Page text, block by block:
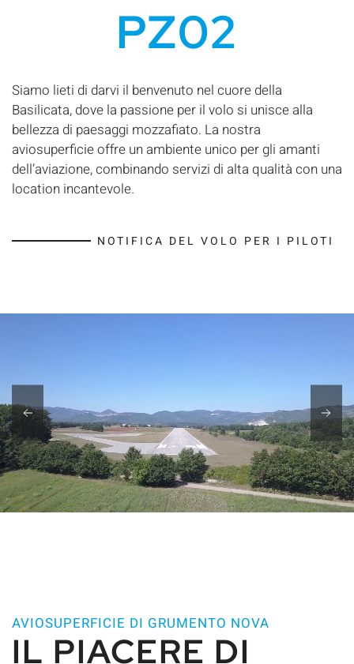
PZ02
Siamo lieti di darvi il benvenuto nel cuore della
Basilicata, dove la passione per il volo si unisce alla
bellezza di paesaggi mozzafiato. La nostra
aviosuperficie offre un ambiente unico per gli amanti
dell’aviazione, combinando servizi di alta qualità con una
location incantevole.
NOTIFICA DEL VOLO PER I PILOTI
PLAY
AVIOSUPERFICIE DI GRUMENTO NOVA
IL PIACERE DI